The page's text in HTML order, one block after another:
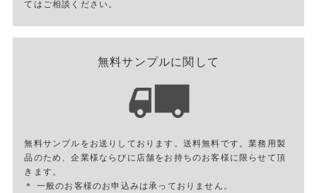
てはご相談ください。
無料サンプルに関して
無料サンプルをお送りしております。送料無料です。業務用製
品のため、企業様ならびに店舗をお持ちのお客様に限らせて頂
きます。
＊ 一般のお客様のお申込みは承っておりません。